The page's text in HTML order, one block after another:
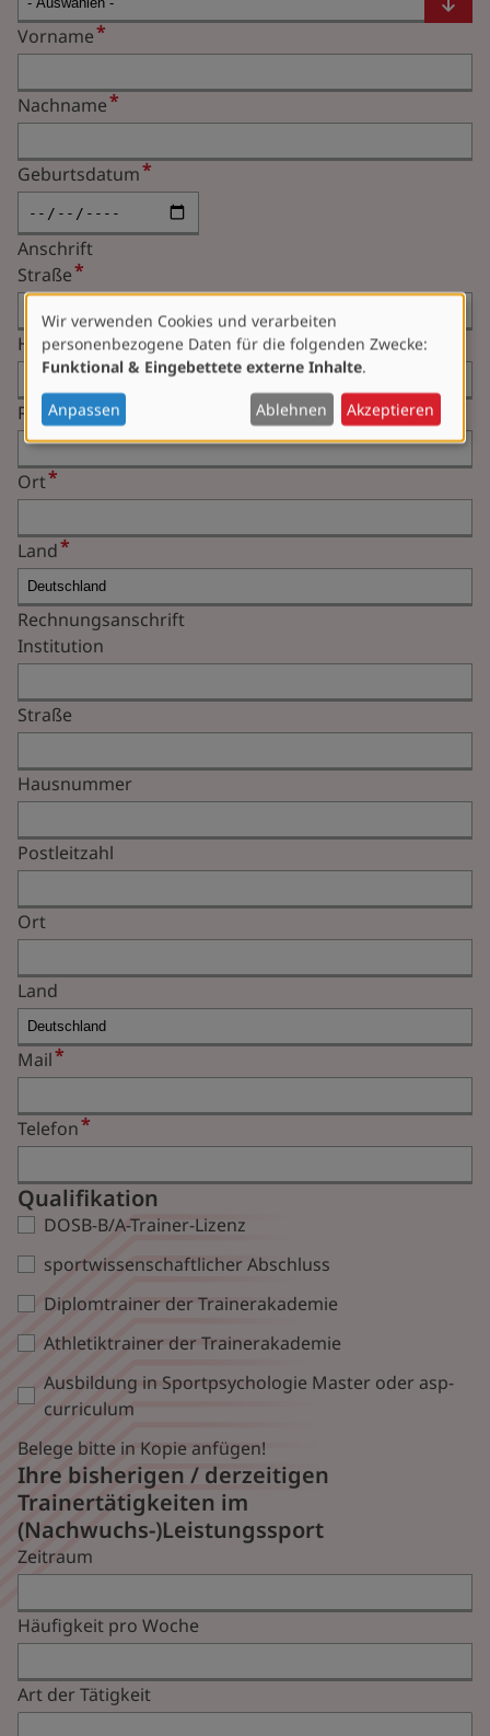
Vorname
Nachname
Geburtsdatum
Anschrift
Straße
Hausnummer
Postleitzahl
Ort
Land
Rechnungsanschrift
Institution
Straße
Hausnummer
Postleitzahl
Ort
Land
Mail
Telefon
Qualifikation
DOSB-B/A-Trainer-Lizenz
sportwissenschaftlicher Abschluss
Diplomtrainer der Trainerakademie
Athletiktrainer der Trainerakademie
Ausbildung in Sportpsychologie Master oder asp-
curriculum
Belege bitte in Kopie anfügen!
Ihre bisherigen / derzeitigen
Trainertätigkeiten im
(Nachwuchs-)Leistungssport
Zeitraum
Häufigkeit pro Woche
Art der Tätigkeit
Verwendung
von
personenbezogenen
Daten
und
Cookies
Wir verwenden Cookies und verarbeiten
personenbezogene Daten für die folgenden Zwecke:
Funktional & Eingebettete externe Inhalte.
Anpassen Ablehnen Akzeptieren